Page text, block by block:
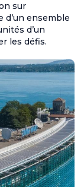
sur
d’un ensemble
d’un
les défis.